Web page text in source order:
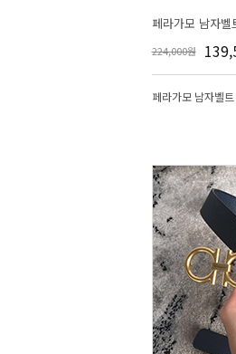
페라가모 남자
224,000원
페라가모 남자벨